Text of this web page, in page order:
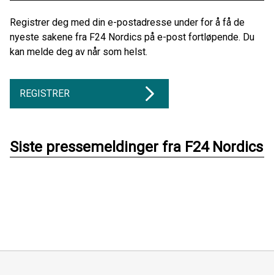
Registrer deg med din e-postadresse under for å få de
nyeste sakene fra F24 Nordics på e-post fortløpende. Du
kan melde deg av når som helst.
REGISTRER
Siste pressemeldinger fra F24 Nordics